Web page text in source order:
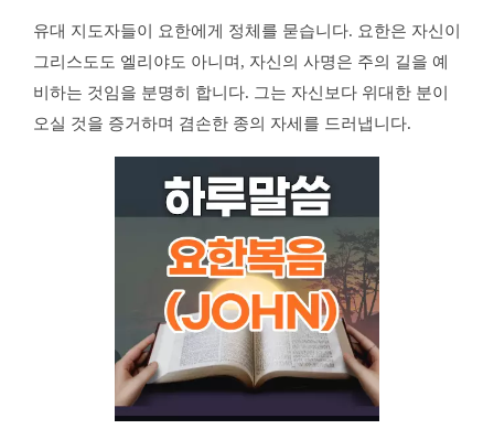
유대 지도자들이 요한에게 정체를 묻습니다. 요한은 자신이
그리스도도 엘리야도 아니며, 자신의 사명은 주의 길을 예
비하는 것임을 분명히 합니다. 그는 자신보다 위대한 분이
오실 것을 증거하며 겸손한 종의 자세를 드러냅니다.